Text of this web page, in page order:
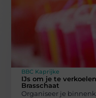
BBC Kaprijke
IJs om je te
Brasschaat
Organiseer je